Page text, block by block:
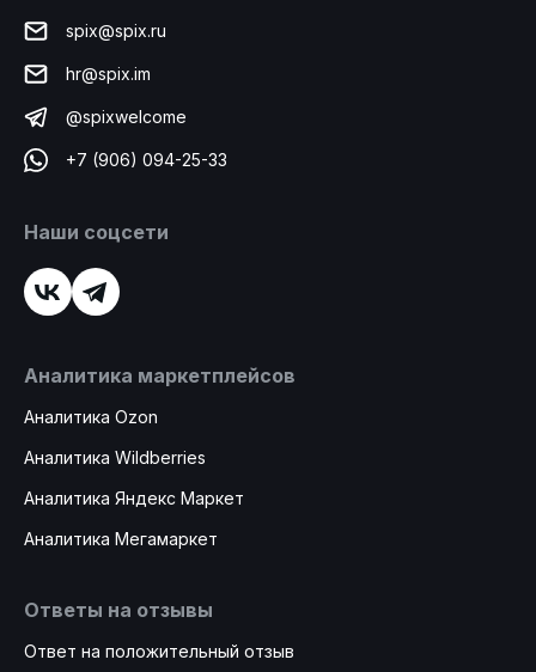
spix@spix.ru
hr@spix.im
@spixwelcome
+7 (906) 094-25-33
Аналитика маркетплейсов
Аналитика Ozon
Аналитика Wildberries
Аналитика Яндекс Маркет
Аналитика Мегамаркет
Наши соцсети
Ответы на отзывы
Ответ на положительный отзыв